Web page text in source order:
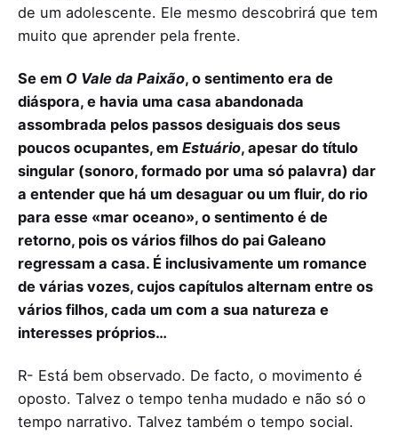
de um adolescente. Ele mesmo descobrirá que tem
muito que aprender pela frente.
Se em O Vale da Paixão, o sentimento era de
diáspora, e havia uma casa abandonada
assombrada pelos passos desiguais dos seus
poucos ocupantes, em Estuário, apesar do título
singular (sonoro, formado por uma só palavra) dar
a entender que há um desaguar ou um fluir, do rio
para esse «mar oceano», o sentimento é de
retorno, pois os vários filhos do pai Galeano
regressam a casa. É inclusivamente um romance
de várias vozes, cujos capítulos alternam entre os
vários filhos, cada um com a sua natureza e
interesses próprios…
R- Está bem observado. De facto, o movimento é
oposto. Talvez o tempo tenha mudado e não só o
tempo narrativo. Talvez também o tempo social.